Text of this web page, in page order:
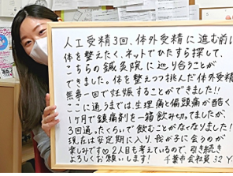
080-4461-1473